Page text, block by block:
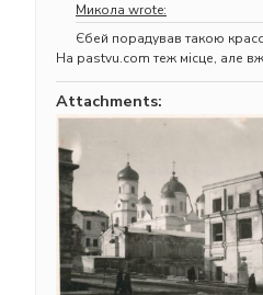
Микола wrote:
Єбей порадував такою
На pastvu.com теж місце, але
Attachments: